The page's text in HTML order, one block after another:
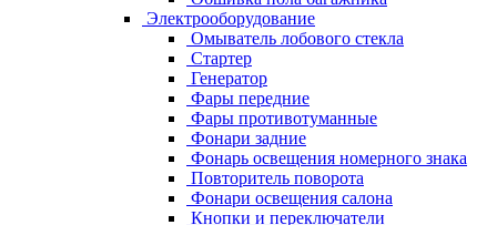
Электрооборудование
Омыватель лобового стекла
Стартер
Генератор
Фары передние
Фары противотуманные
Фонари задние
Фонарь освещения номерного знака
Повторитель поворота
Фонари освещения салона
Кнопки и переключатели